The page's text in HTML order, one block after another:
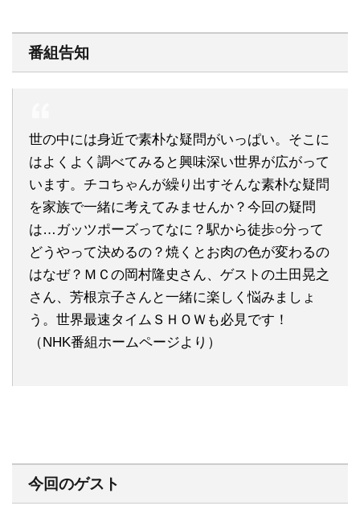
番組告知
世の中には身近で素朴な疑問がいっぱい。そこに
はよくよく調べてみると興味深い世界が広がって
います。チコちゃんが繰り出すそんな素朴な疑問
を家族で一緒に考えてみませんか？今回の疑問
は…ガッツポーズってなに？駅から徒歩○分って
どうやって決めるの？焼くとお肉の色が変わるの
はなぜ？ＭＣの岡村隆史さん、ゲストの土田晃之
さん、芳根京子さんと一緒に楽しく悩みましょ
う。世界最速タイムＳＨＯＷも必見です！
（NHK番組ホームページより）
今回のゲスト